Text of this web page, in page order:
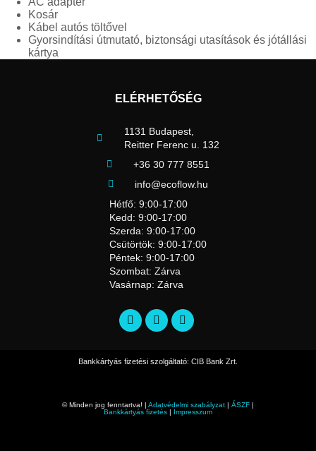
Kosár
Kábel autós töltővel
Gyorsindítási útmutató, biztonsági utasítások és jótállási
kártya
ELÉRHETŐSÉG
1131 Budapest,
Reitter Ferenc u. 132
+36 30 777 8551
info@ecoflow.hu
Hétfő: 9:00-17:00
Kedd: 9:00-17:00
Szerda: 9:00-17:00
Csütörtök: 9:00-17:00
Péntek: 9:00-17:00
Szombat: Zárva
Vasárnap: Zárva
Bankkártyás fizetési szolgáltató: CIB Bank Zrt.
© Minden jog fenntartva! | Adatvédelmi szabályzat | ÁSZF |
Bankkártyás fizetés | Impresszum